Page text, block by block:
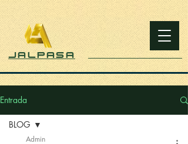
JALPASA
Entrada
BLOG
Admin